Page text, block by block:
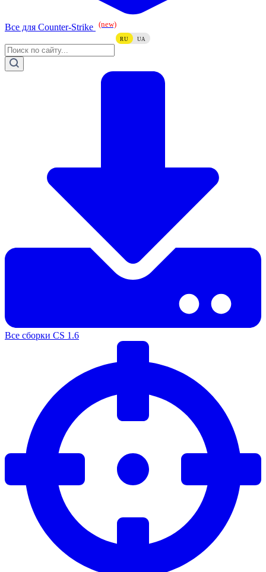
Все для Counter-Strike (new)
RU UA
Все сборки CS 1.6